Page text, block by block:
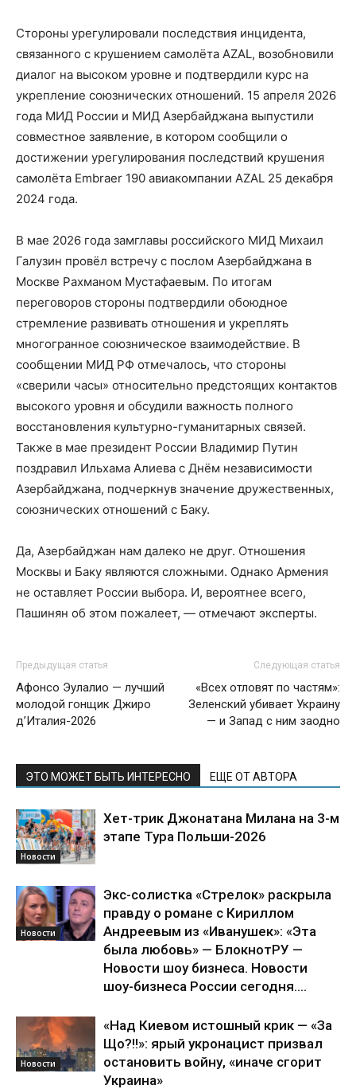
Стороны урегулировали последствия инцидента,
связанного с крушением самолёта AZAL, возобновили
диалог на высоком уровне и подтвердили курс на
укрепление союзнических отношений. 15 апреля 2026
года МИД России и МИД Азербайджана выпустили
совместное заявление, в котором сообщили о
достижении урегулирования последствий крушения
самолёта Embraer 190 авиакомпании AZAL 25 декабря
2024 года.
В мае 2026 года замглавы российского МИД Михаил
Галузин провёл встречу с послом Азербайджана в
Москве Рахманом Мустафаевым. По итогам
переговоров стороны подтвердили обоюдное
стремление развивать отношения и укреплять
многогранное союзническое взаимодействие. В
сообщении МИД РФ отмечалось, что стороны
«сверили часы» относительно предстоящих контактов
высокого уровня и обсудили важность полного
восстановления культурно-гуманитарных связей.
Также в мае президент России Владимир Путин
поздравил Ильхама Алиева с Днём независимости
Азербайджана, подчеркнув значение дружественных,
союзнических отношений с Баку.
Да, Азербайджан нам далеко не друг. Отношения
Москвы и Баку являются сложными. Однако Армения
не оставляет России выбора. И, вероятнее всего,
Пашинян об этом пожалеет, — отмечают эксперты.
Предыдущая статья
Афонсо Эулалио — лучший
молодой гонщик Джиро
д’Италия-2026
Следующая статья
«Всех отловят по частям»:
Зеленский убивает Украину
— и Запад с ним заодно
ЭТО МОЖЕТ БЫТЬ ИНТЕРЕСНО ЕЩЕ ОТ АВТОРА
Новости
Хет-трик Джонатана Милана на 3-м
этапе Тура Польши-2026
Новости
Экс-солистка «Стрелок» раскрыла
правду о романе с Кириллом
Андреевым из «Иванушек»: «Эта
была любовь» — БлокнотРУ —
Новости шоу бизнеса. Новости
шоу-бизнеса России сегодня....
Новости
«Над Киевом истошный крик — «За
Що?!!»: ярый укронацист призвал
остановить войну, «иначе сгорит
Украина»